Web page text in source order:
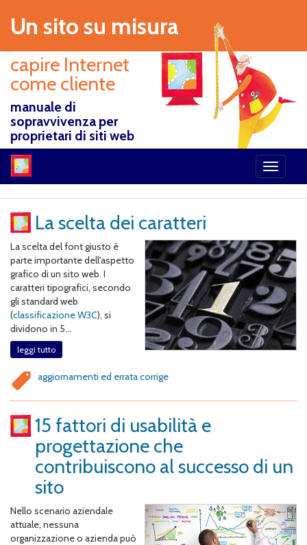
Un sito su misura
capire Internet
come cliente
manuale di
sopravvivenza per
proprietari di siti web
Toggle
La scelta dei caratteri
La scelta del font giusto è
parte importante dell'aspetto
grafico di un sito web. I
caratteri tipografici, secondo
gli standard web
(classificazione W3C), si
dividono in 5...
leggi tutto
aggiornamenti ed errata corrige
15 fattori di usabilità e
progettazione che
contribuiscono al successo di un
sito
Nello scenario aziendale
attuale, nessuna
organizzazione o azienda può